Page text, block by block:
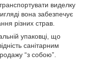
виделку
вона забезпечує
різних страв.
упаковці, що
санітарним
“з собою”.